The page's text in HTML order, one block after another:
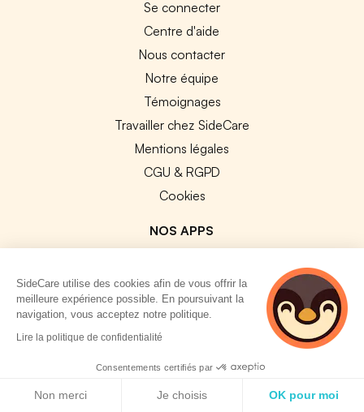
Se connecter
Centre d'aide
Nous contacter
Notre équipe
Témoignages
Travailler chez SideCare
Mentions légales
CGU & RGPD
Cookies
NOS APPS
Google Play
SideCare utilise des cookies afin de vous offrir la
meilleure expérience possible. En poursuivant la
navigation, vous acceptez notre politique.
Lire la politique de confidentialité
Consentements certifiés par
Non merci Je choisis OK pour moi
2 personnes
consultent
actuellement cette